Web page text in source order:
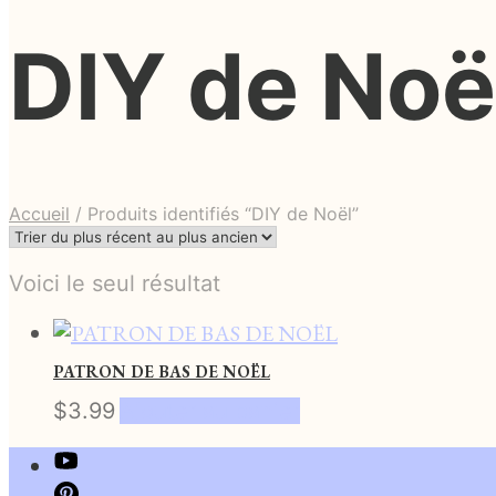
DIY de
Accueil / Produits identifiés “DIY de Noël”
Voici le seul résultat
PATRON DE BAS DE NOËL
$3.99